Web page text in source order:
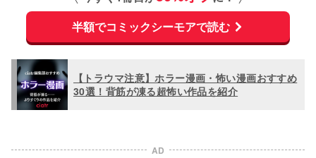
半額でコミックシーモアで読む
【トラウマ注意】ホラー漫画・怖い漫画おすすめ
30選！背筋が凍る超怖い作品を紹介
AD